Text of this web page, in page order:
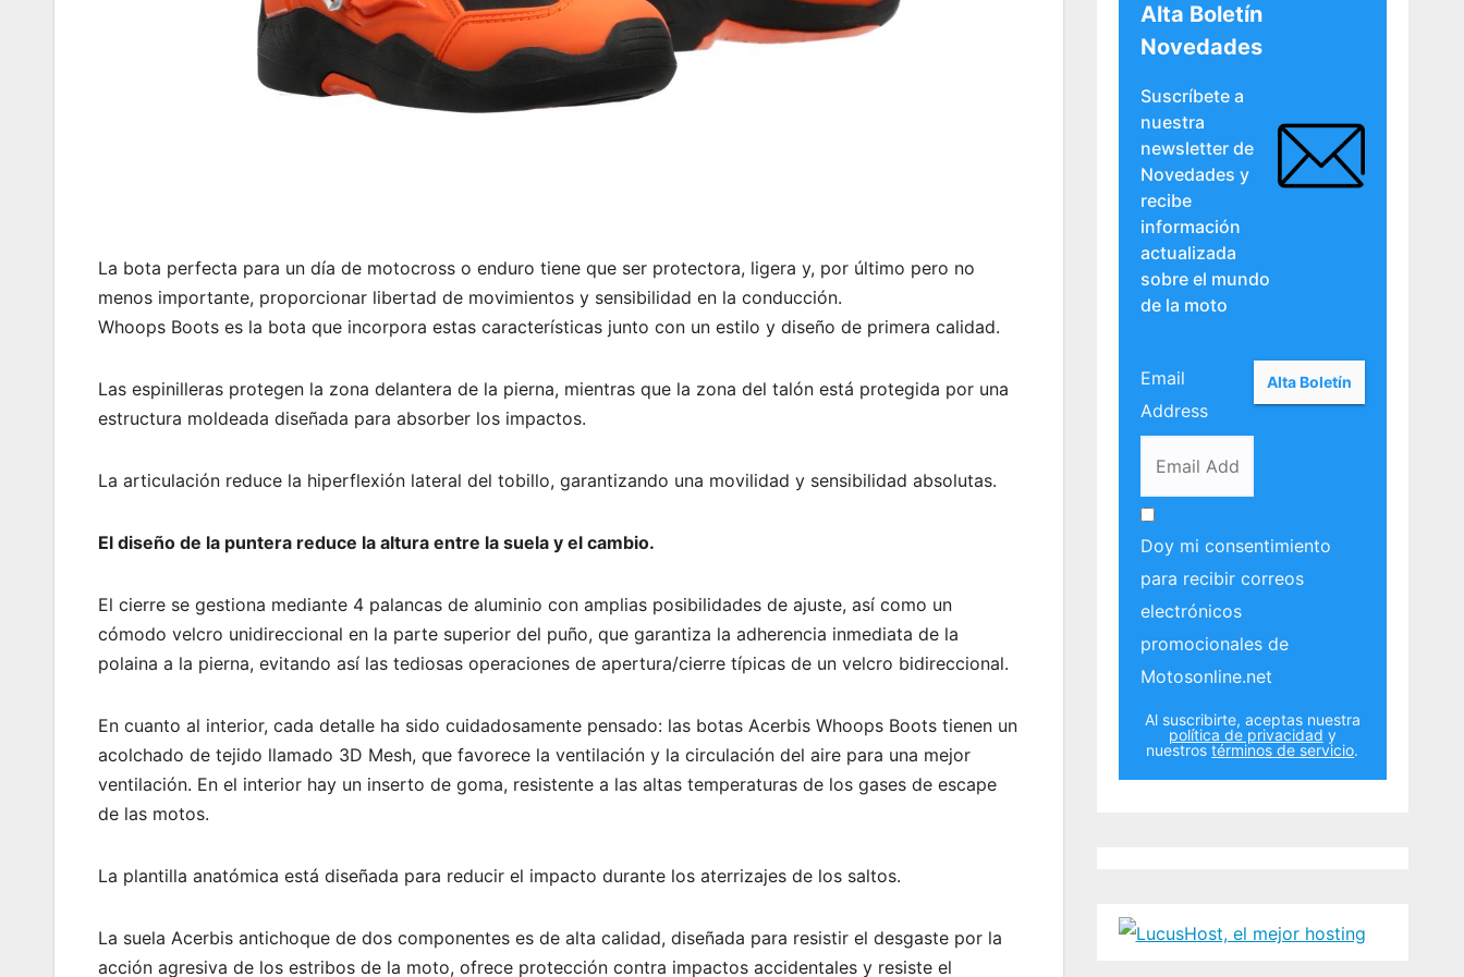
La bota perfecta para un día de motocross o enduro tiene que ser protectora, ligera y, por último pero no
menos importante, proporcionar libertad de movimientos y sensibilidad en la conducción.
Whoops Boots es la bota que incorpora estas características junto con un estilo y diseño de primera calidad.
Las espinilleras protegen la zona delantera de la pierna, mientras que la zona del talón está protegida por una
estructura moldeada diseñada para absorber los impactos.
La articulación reduce la hiperflexión lateral del tobillo, garantizando una movilidad y sensibilidad absolutas.
El diseño de la puntera reduce la altura entre la suela y el cambio.
El cierre se gestiona mediante 4 palancas de aluminio con amplias posibilidades de ajuste, así como un
cómodo velcro unidireccional en la parte superior del puño, que garantiza la adherencia inmediata de la
polaina a la pierna, evitando así las tediosas operaciones de apertura/cierre típicas de un velcro bidireccional.
En cuanto al interior, cada detalle ha sido cuidadosamente pensado: las botas Acerbis Whoops Boots tienen un
acolchado de tejido llamado 3D Mesh, que favorece la ventilación y la circulación del aire para una mejor
ventilación. En el interior hay un inserto de goma, resistente a las altas temperaturas de los gases de escape
de las motos.
La plantilla anatómica está diseñada para reducir el impacto durante los aterrizajes de los saltos.
La suela Acerbis antichoque de dos componentes es de alta calidad, diseñada para resistir el desgaste por la
acción agresiva de los estribos de la moto, ofrece protección contra impactos accidentales y resiste el
Alta Boletín
Novedades
Suscríbete a
nuestra
newsletter de
Novedades y
recibe
información
actualizada
sobre el mundo
de la moto
Email
Address
Doy mi consentimiento
para recibir correos
electrónicos
promocionales de
Motosonline.net
Al suscribirte, aceptas nuestra
política de privacidad y
nuestrostérminos de servicio.